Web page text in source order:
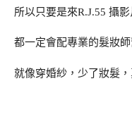
所以只要是來R.J.55 攝
都一定會配專業的髮妝
就像穿婚紗，少了妝髮